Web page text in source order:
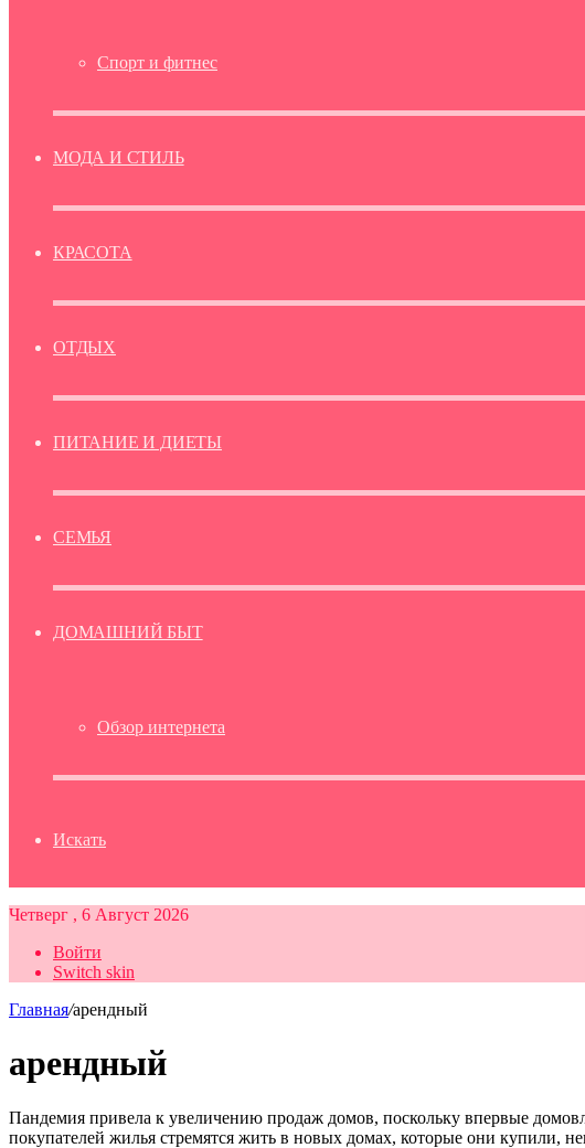
Спорт и фитнес
МОДА И СТИЛЬ
КРАСОТА
ОТДЫХ
ПИТАНИЕ И ДИЕТЫ
СЕМЬЯ
ДОМАШНИЙ БЫТ
Обзор интернета
Искать
Четверг , 6 Август 2026
Войти
Switch skin
Главная/арендный
арендный
Пандемия привела к увеличению продаж домов, поскольку впервые
покупателей жилья стремятся жить в новых домах, которые они купили,